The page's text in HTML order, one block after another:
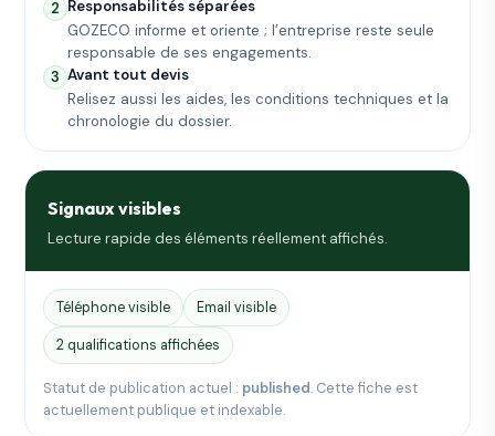
2 Responsabilités séparées
GOZECO informe et oriente ; l’entreprise reste seule
responsable de ses engagements.
3 Avant tout devis
Relisez aussi les aides, les conditions techniques et la
chronologie du dossier.
Signaux visibles
Lecture rapide des éléments réellement affichés.
Téléphone visible
Email visible
2 qualifications affichées
Statut de publication actuel : published. Cette fiche est
actuellement publique et indexable.